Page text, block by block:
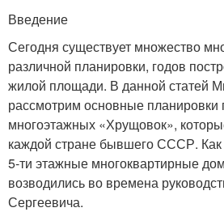
Введение
Сегодня существует множество
различной планировки, годов
жилой площади. В данной статей
рассмотрим основные планировки
многоэтажных «Хрущовок»,
каждой стране бывшего СССР. Как
5-ти этажные многоквартирные
возводились во времена
Сергеевича.